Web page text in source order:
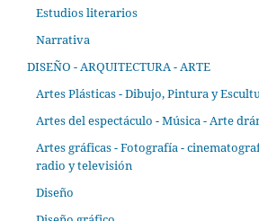
Estudios literarios
Narrativa
DISEÑO - ARQUITECTURA - ARTE
Artes Plásticas - Dibujo, Pintura y
Artes del espectáculo - Música - Arte
Artes gráficas - Fotografía -
radio y televisión
Diseño